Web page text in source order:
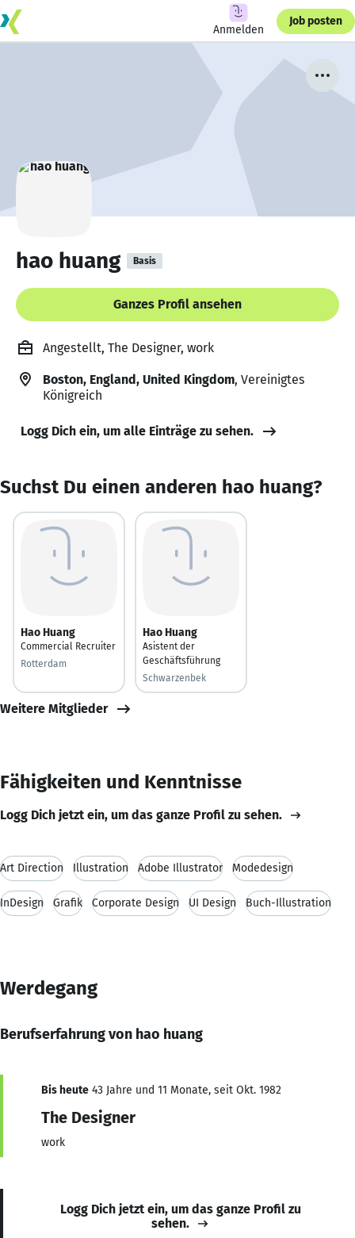
Anmelden
Job posten
hao huang Basis
Ganzes Profil ansehen
Angestellt, The Designer, work
Boston, England, United Kingdom, Vereinigtes
Königreich
Logg Dich ein, um alle Einträge zu sehen.
Suchst Du einen anderen hao huang?
Hao Huang
Commercial Recruiter
Rotterdam
Hao Huang
Asistent der
Geschäftsführung
Schwarzenbek
Weitere Mitglieder
Fähigkeiten und Kenntnisse
Logg Dich jetzt ein, um das ganze Profil zu sehen.
Art Direction Illustration Adobe Illustrator Modedesign
InDesign Grafik Corporate Design UI Design Buch-Illustration
Werdegang
Berufserfahrung von hao huang
Bis heute 43 Jahre und 11 Monate, seit Okt. 1982
The Designer
work
Logg Dich jetzt ein, um das ganze Profil zu
sehen.